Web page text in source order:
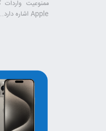
ممنوعیت
Apple اشاره دارد...